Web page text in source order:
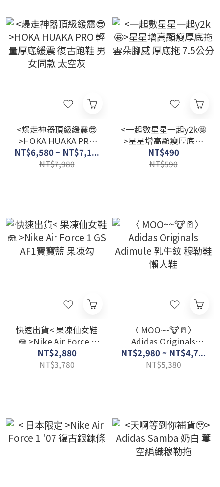
<爆走神器頂級緩震😎
>HOKA HUAKA PRO
輕量厚底緩震 復古跑鞋
男女同款 太空灰
NT$6,580 ~ NT$7,1...
NT$7,980
<一起數星星一起y2k🤩
>星星增高顯瘦厚底拖
雲朵腳感 厚底拖 7.5公
分
NT$490
NT$590
快速出貨< 果凍仙女鞋
🪼 >Nike Air Force 1
GS AF1寶寶藍 果凍勾
NT$2,880
NT$3,780
〈 MOO~~🐮🥛〉
Adidas Originals
Adimule 乳牛紋 穆勒鞋
懶人鞋
NT$2,980 ~ NT$4,7...
NT$5,380